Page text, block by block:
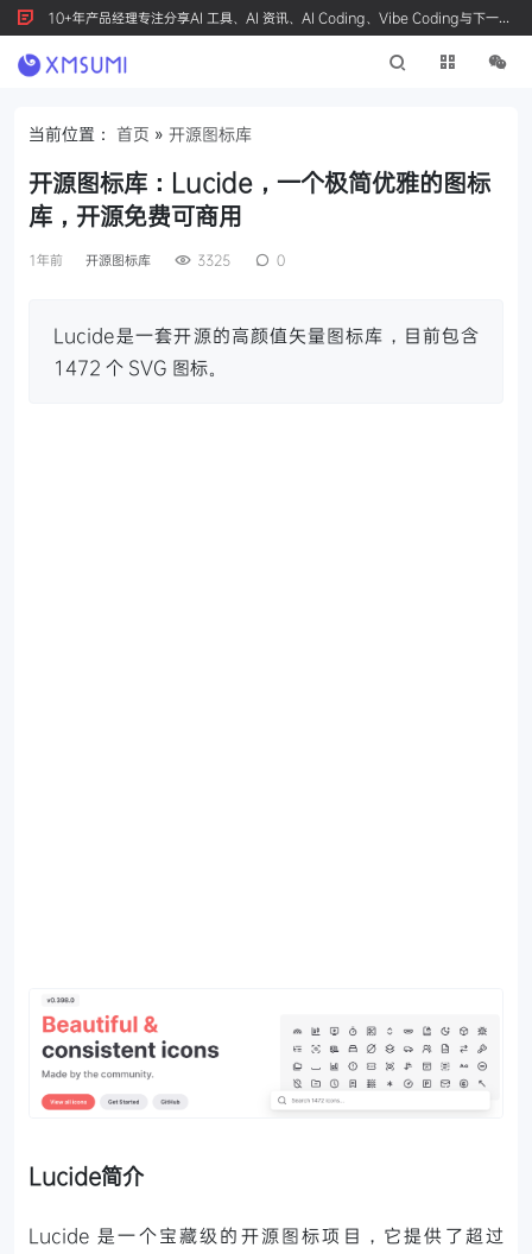
10+年产品经理专注分享AI 工具、AI 资讯、AI Coding、Vibe Coding与下一代
产品创新，按 Ctrl+D 收藏我们
当前位置： 首页 » 开源图标库
开源图标库：Lucide，一个极简优雅的图标
库，开源免费可商用
1年前 开源图标库 3325 0
Lucide是一套开源的高颜值矢量图标库，目前包含
1472 个 SVG 图标。
Lucide简介
Lucide 是一个宝藏级的开源图标项目，它提供了超过